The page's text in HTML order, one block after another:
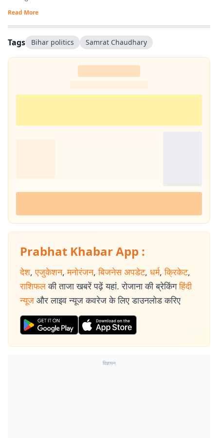
Read More
Tags Bihar politics Samrat Chaudhary
Prabhat Khabar App :
देश, एजुकेशन, मनोरंजन, बिजनेस अपडेट, धर्म, क्रिकेट,
राशिफल की ताजा खबरें पढ़ें यहां. रोजाना की ब्रेकिंग हिंदी
न्यूज और लाइव न्यूज कवरेज के लिए डाउनलोड करिए
विज्ञापन